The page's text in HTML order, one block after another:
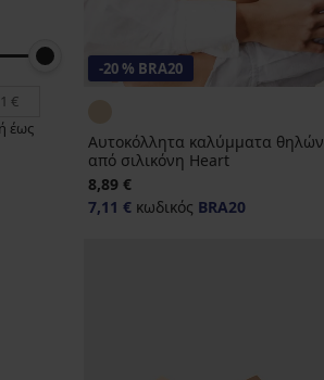
έως
-20 % BRA20
Αυτοκόλλητα καλύμματα θηλών
από σιλικόνη Heart
8,89 €
7,11 € κωδικός BRA20